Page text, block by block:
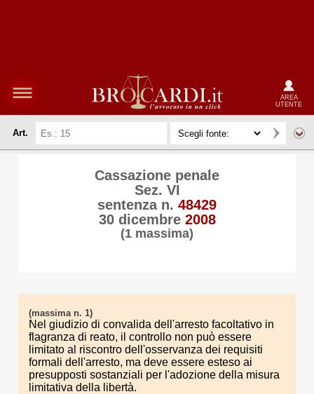
AREA
UTENTE
Art.
Cassazione penale
Sez. VI
sentenza n. 48429
30 dicembre 2008
(1 massima)
(massima n. 1)
Nel giudizio di convalida dell'arresto facoltativo in
flagranza di reato, il controllo non può essere
limitato al riscontro dell'osservanza dei requisiti
formali dell'arresto, ma deve essere esteso ai
presupposti sostanziali per l'adozione della misura
limitativa della libertà.